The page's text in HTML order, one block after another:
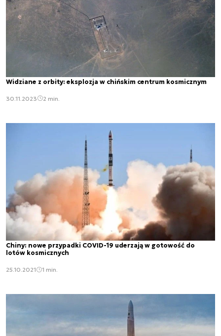
Widziane z orbity: eksplozja w chińskim centrum kosmicznym
30.11.2023 2 min.
Chiny: nowe przypadki COVID-19 uderzają w gotowość do
lotów kosmicznych
25.10.2021 1 min.